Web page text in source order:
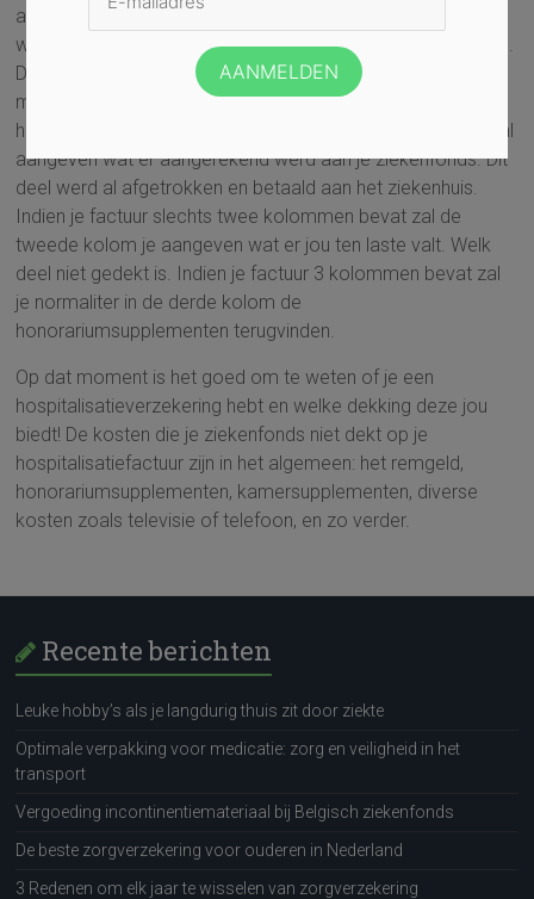
aan het ziekenhuis vergoeden. Het deel dat niet vergoed
werd zal door het ziekenhuis opnieuw gefactureerd worden.
Door deze procedure kan het dat je de factuur pas 2 tot 3
maanden na de hospitalisatie krijgt. Je zal dan merken dat
het opgedeeld is in 2 tot 3 kolommen. Een eerste kolom zal
aangeven wat er aangerekend werd aan je ziekenfonds. Dit
deel werd al afgetrokken en betaald aan het ziekenhuis.
Indien je factuur slechts twee kolommen bevat zal de
tweede kolom je aangeven wat er jou ten laste valt. Welk
deel niet gedekt is. Indien je factuur 3 kolommen bevat zal
je normaliter in de derde kolom de
honorariumsupplementen terugvinden.
Op dat moment is het goed om te weten of je een
hospitalisatieverzekering hebt en welke dekking deze jou
biedt! De kosten die je ziekenfonds niet dekt op je
hospitalisatiefactuur zijn in het algemeen: het remgeld,
honorariumsupplementen, kamersupplementen, diverse
kosten zoals televisie of telefoon, en zo verder.
Recente berichten
Leuke hobby’s als je langdurig thuis zit door ziekte
Optimale verpakking voor medicatie: zorg en veiligheid in het
transport
Vergoeding incontinentiemateriaal bij Belgisch ziekenfonds
De beste zorgverzekering voor ouderen in Nederland
3 Redenen om elk jaar te wisselen van zorgverzekering